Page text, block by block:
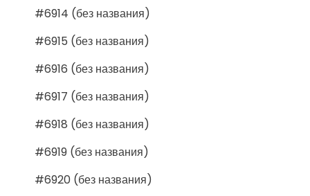
#6914 (без названия)
#6915 (без названия)
#6916 (без названия)
#6917 (без названия)
#6918 (без названия)
#6919 (без названия)
#6920 (без названия)